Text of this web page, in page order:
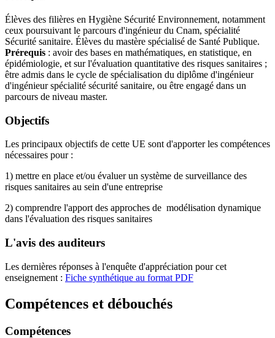
Élèves des filières en Hygiène Sécurité Environnement, notamment
ceux poursuivant le parcours d'ingénieur du Cnam, spécialité
Sécurité sanitaire. Élèves du mastère spécialisé de Santé Publique.
Prérequis : avoir des bases en mathématiques, en statistique, en
épidémiologie, et sur l'évaluation quantitative des risques sanitaires ;
être admis dans le cycle de spécialisation du diplôme d'ingénieur
d'ingénieur spécialité sécurité sanitaire, ou être engagé dans un
parcours de niveau master.
Objectifs
Les principaux objectifs de cette UE sont d'apporter les compétences
nécessaires pour :
1) mettre en place et/ou évaluer un système de surveillance des
risques sanitaires au sein d'une entreprise
2) comprendre l'apport des approches de modélisation dynamique
dans l'évaluation des risques sanitaires
L'avis des auditeurs
Les dernières réponses à l'enquête d'appréciation pour cet
enseignement : Fiche synthétique au format PDF
Compétences et débouchés
Compétences